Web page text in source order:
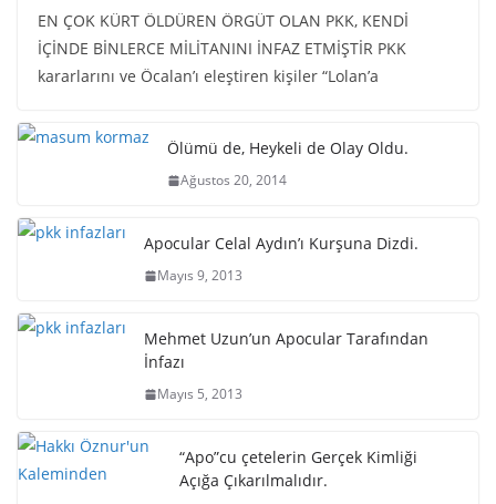
EN ÇOK KÜRT ÖLDÜREN ÖRGÜT OLAN PKK, KENDİ
İÇİNDE BİNLERCE MİLİTANINI İNFAZ ETMİŞTİR PKK
kararlarını ve Öcalan’ı eleştiren kişiler “Lolan’a
Ölümü de, Heykeli de Olay Oldu.
Ağustos 20, 2014
Apocular Celal Aydın’ı Kurşuna Dizdi.
Mayıs 9, 2013
Mehmet Uzun’un Apocular Tarafından
İnfazı
Mayıs 5, 2013
“Apo”cu çetelerin Gerçek Kimliği
Açığa Çıkarılmalıdır.